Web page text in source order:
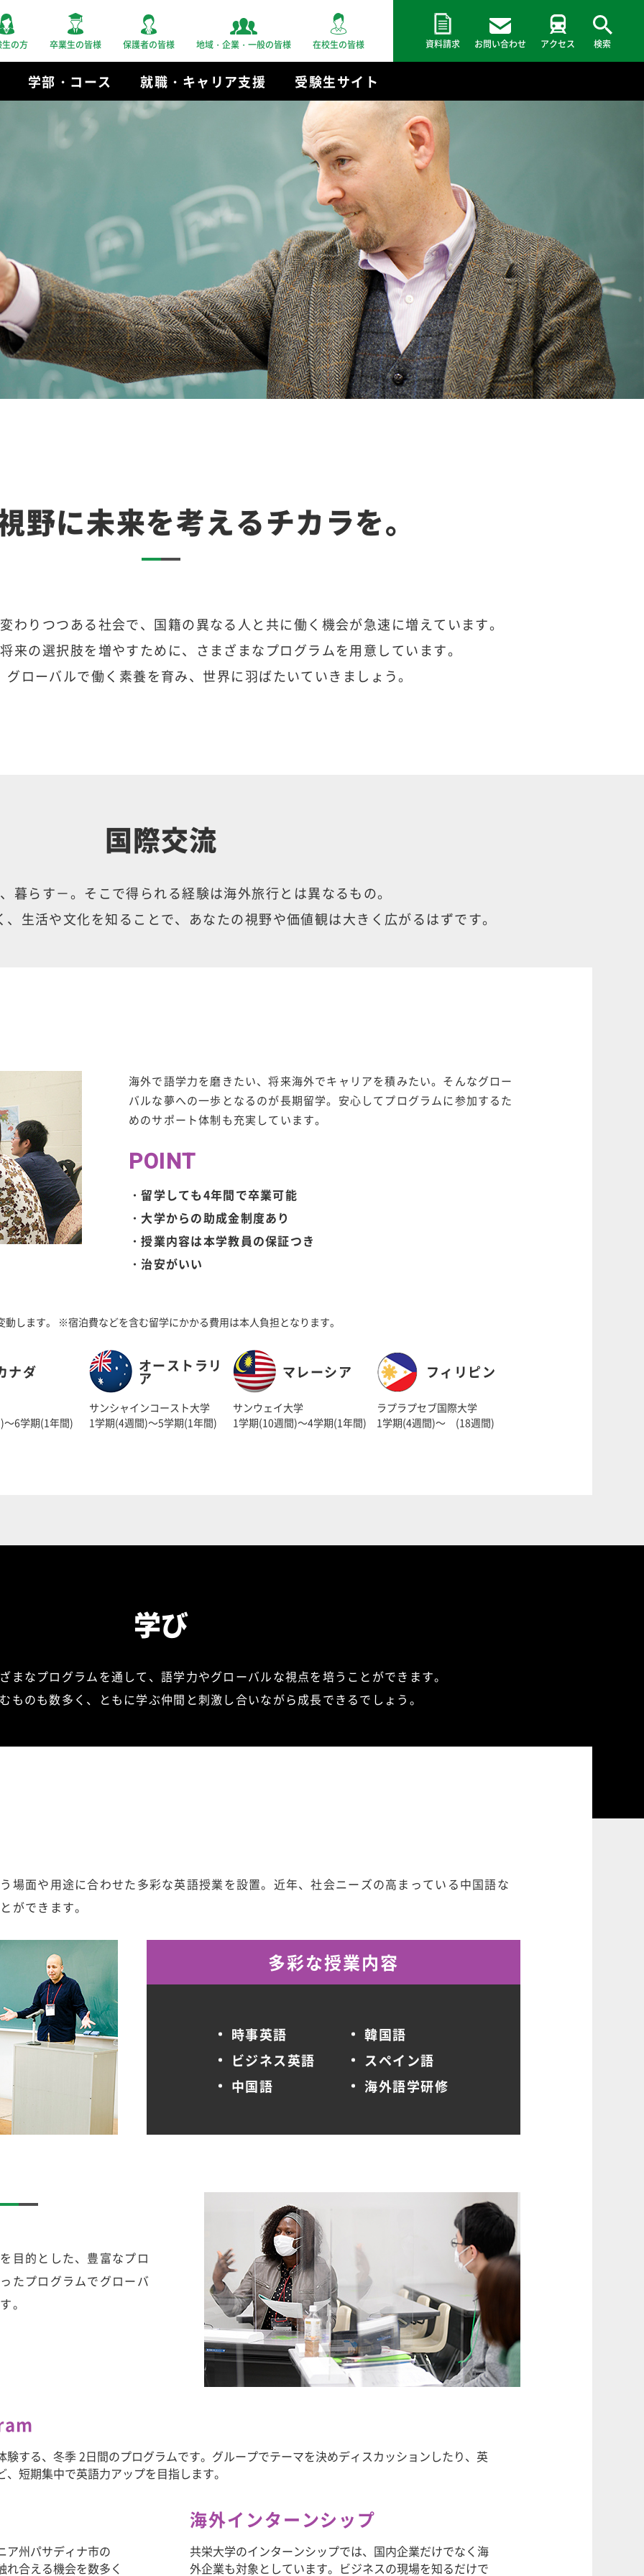
生の方 卒業生の皆様 保護者の皆様 地域・企業・一般の皆様 在校生の皆様 資料請求 お問い合わせ アクセス 検索
学部・コース 就職・キャリア支援 受験生サイト
野に未来を考えるチカラを。
わりつつある社会で、国籍の異なる人と共に働く機会が急速に増えています。
来の選択肢を増やすために、さまざまなプログラムを用意しています。
グローバルで働く素養を育み、世界に羽ばたいていきましょう。
国際交流
暮らす－。そこで得られる経験は海外旅行とは異なるもの。
生活や文化を知ることで、あなたの視野や価値観は大きく広がるはずです。
海外で語学力を磨きたい、将来海外でキャリアを積みたい。そんなグロー
バルな夢への一歩となるのが長期留学。安心してプログラムに参加するた
めのサポート体制も充実しています。
POINT
留学しても4年間で卒業可能
大学からの助成金制度あり
授業内容は本学教員の保証つき
治安がいい
します。 ※宿泊費などを含む留学にかかる費用は本人負担となります。
ナダ
～6学期(1年間)
オーストラリ
ア
サンシャインコースト大学
1学期(4週間)～5学期(1年間)
マレーシア
サンウェイ大学
1学期(10週間)～4学期(1年間)
フィリピン
ラプラプセブ国際大学
1学期(4週間)～ (18週間)
学び
まなプログラムを通して、語学力やグローバルな視点を培うことができます。
ものも数多く、ともに学ぶ仲間と刺激し合いながら成長できるでしょう。
場面や用途に合わせた多彩な英語授業を設置。近年、社会ニーズの高まっている中国語な
ができます。
多彩な授業内容
時事英語
ビジネス英語
中国語
韓国語
スペイン語
海外語学研修
目的とした、豊富なプロ
たプログラムでグローバ
。
する、冬季 2日間のプログラムです。グループでテーマを決めディスカッションしたり、英
短期集中で英語力アップを目指します。
ア州パサディナ市の
合える機会を数多く
海外インターンシップ
共栄大学のインターンシップでは、国内企業だけでなく海
外企業も対象としています。ビジネスの現場を知るだけで